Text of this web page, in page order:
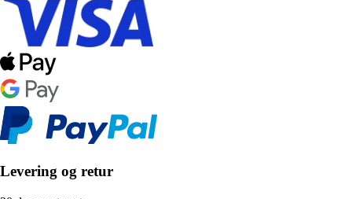
Levering og retur